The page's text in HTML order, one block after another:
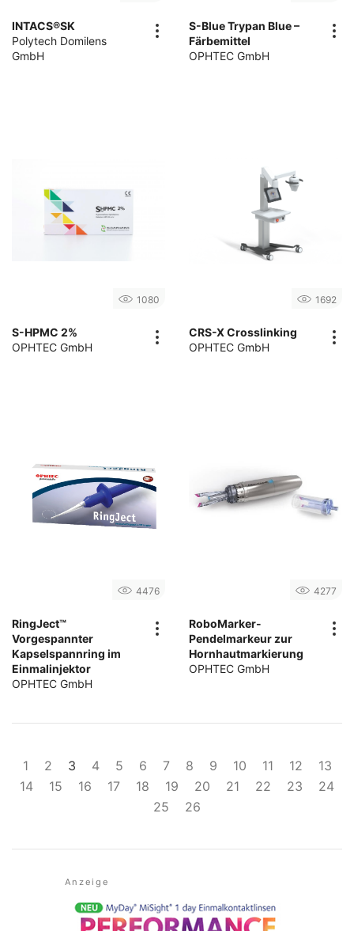
INTACS®SK
Polytech Domilens
GmbH
S-Blue Trypan Blue –
Färbemittel
OPHTEC GmbH
1080
S-HPMC 2%
OPHTEC GmbH
1692
CRS-X Crosslinking
OPHTEC GmbH
4476
RingJect™
Vorgespannter
Kapselspannring im
Einmalinjektor
OPHTEC GmbH
4277
RoboMarker-
Pendelmarkeur zur
Hornhautmarkierung
OPHTEC GmbH
1 2 3 4 5 6 7 8 9 10 11 12
13
14
15 16 17 18 19 20 21 22 23
24
25
26